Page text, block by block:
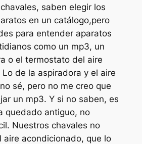
saben elegir los
en un catálogo,pero
para entender aparatos
como un mp3, un
o el termostato del aire
de la aspiradora y el aire
sé, pero no me creo que
un mp3. Y si no saben, es
quedado antiguo, no
Nuestros chavales no
aire acondicionado, que lo